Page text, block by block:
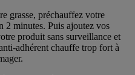
grasse, préchauffez votre
2 minutes. Puis ajoutez vos
produit sans surveillance et
adhérent chauffe trop fort à